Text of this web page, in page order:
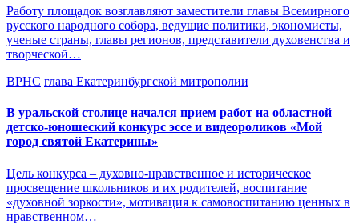
Работу площадок возглавляют заместители главы Всемирного
русского народного собора, ведущие политики, экономисты,
ученые страны, главы регионов, представители духовенства и
творческой…
ВРНС глава Екатеринбургской митрополии
В уральской столице начался прием работ на областной
детско-юношеский конкурс эссе и видеороликов «Мой
город святой Екатерины»
Цель конкурса – духовно-нравственное и историческое
просвещение школьников и их родителей, воспитание
«духовной зоркости», мотивация к самовоспитанию ценных в
нравственном…